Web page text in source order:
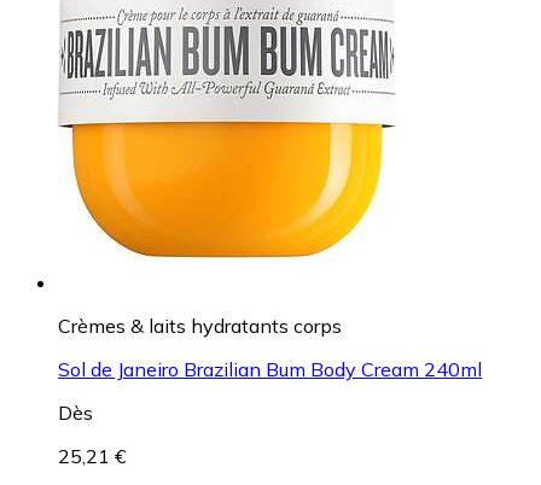
Crèmes & laits hydratants corps
Sol de Janeiro Brazilian Bum Body Cream 240ml
Dès
25,21 €